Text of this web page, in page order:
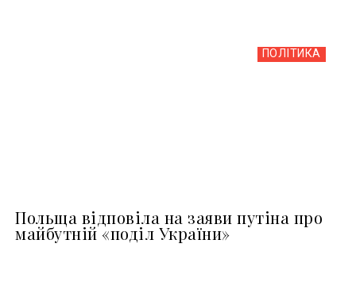
ПОЛІТИКА
Польща відповіла на заяви путіна про
майбутній «поділ України»